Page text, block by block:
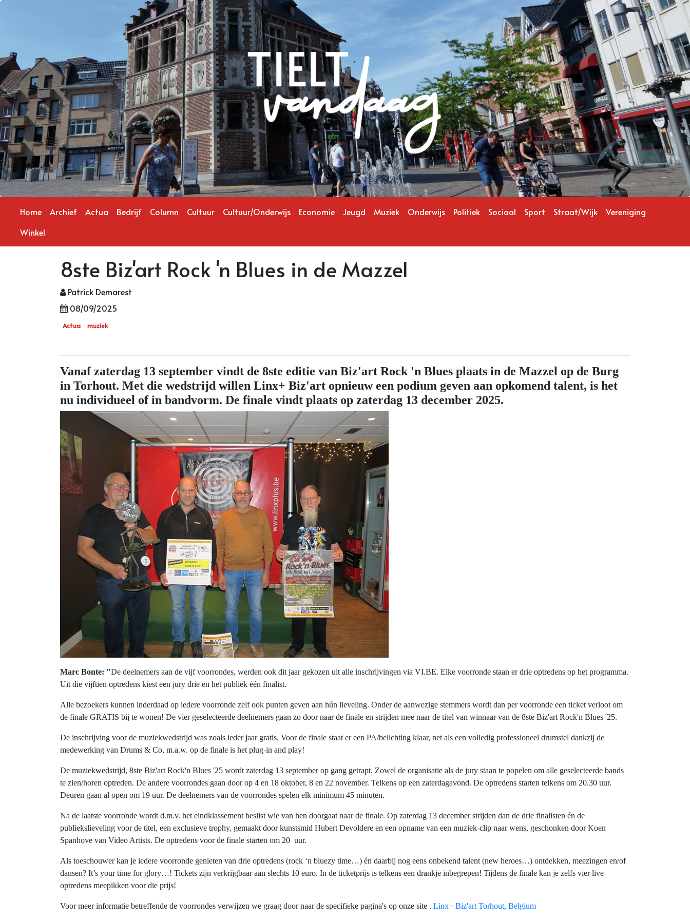
Home Archief Actua Bedrijf Column Cultuur Cultuur/Onderwijs Economie Jeugd Muziek Onderwijs Politiek Sociaal Sport Straat/Wijk
Vereniging
Winkel
8ste Biz'art Rock 'n Blues in de Mazzel
Patrick Demarest
08/09/2025
Actua muziek
Vanaf zaterdag 13 september vindt de 8ste editie van Biz'art Rock 'n Blues plaats in de Mazzel op de Burg
in Torhout. Met die wedstrijd willen Linx+ Biz'art opnieuw een podium geven aan opkomend talent, is het
nu individueel of in bandvorm. De finale vindt plaats op zaterdag 13 december 2025.
Marc Bonte: "De deelnemers aan de vijf voorrondes, werden ook dit jaar gekozen uit alle inschrijvingen via VI.BE. Elke voorronde staan er drie optredens op het programma.
Uit die vijftien optredens kiest een jury drie en het publiek één finalist.
Alle bezoekers kunnen inderdaad op iedere voorronde zelf ook punten geven aan hún lieveling. Onder de aanwezige stemmers wordt dan per voorronde een ticket verloot om
de finale GRATIS bij te wonen! De vier geselecteerde deelnemers gaan zo door naar de finale en strijden mee naar de titel van winnaar van de 8ste Biz'art Rock'n Blues '25.
De inschrijving voor de muziekwedstrijd was zoals ieder jaar gratis. Voor de finale staat er een PA/belichting klaar, net als een volledig professioneel drumstel dankzij de
medewerking van Drums & Co, m.a.w. op de finale is het plug-in and play!
De muziekwedstrijd, 8ste Biz'art Rock'n Blues '25 wordt zaterdag 13 september op gang getrapt. Zowel de organisatie als de jury staan te popelen om alle geselecteerde bands
te zien/horen optreden. De andere voorrondes gaan door op 4 en 18 oktober, 8 en 22 november. Telkens op een zaterdagavond. De optredens starten telkens om 20.30 uur.
Deuren gaan al open om 19 uur. De deelnemers van de voorrondes spelen elk minimum 45 minuten.
Na de laatste voorronde wordt d.m.v. het eindklassement beslist wie van hen doorgaat naar de finale. Op zaterdag 13 december strijden dan de drie finalisten én de
publiekslieveling voor de titel, een exclusieve trophy, gemaakt door kunstsmid Hubert Devoldere en een opname van een muziek-clip naar wens, geschonken door Koen
Spanhove van Video Artists. De optredens voor de finale starten om 20 uur.
Als toeschouwer kan je iedere voorronde genieten van drie optredens (rock ‘n bluezy time…) én daarbij nog eens onbekend talent (new heroes…) ontdekken, meezingen en/of
dansen? It’s your time for glory…! Tickets zijn verkrijgbaar aan slechts 10 euro. In de ticketprijs is telkens een drankje inbegrepen! Tijdens de finale kan je zelfs vier live
optredens meepikken voor die prijs!
Voor meer informatie betreffende de voorrondes verwijzen we graag door naar de specifieke pagina's op onze site . Linx+ Biz'art Torhout, Belgium